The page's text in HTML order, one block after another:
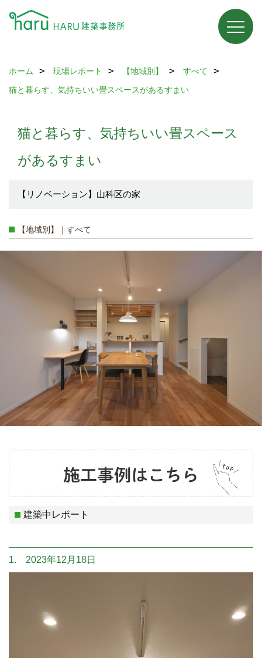
ホーム 現場レポート 【地域別】
すべて
猫と暮らす、気持ちいい畳スペースがあるすまい
猫と暮らす、気持ちいい畳スペース
があるすまい
【リノベーション】山科区の家
【地域別】｜すべて
建築中レポート
1. 2023年12月18日